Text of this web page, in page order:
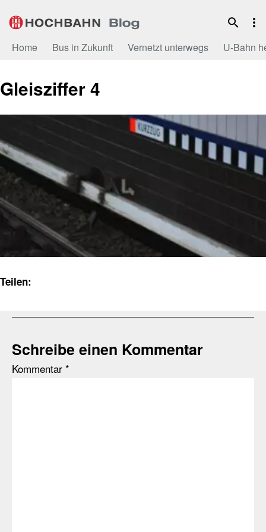
Inhalt
Home Bus in Zukunft Vernetzt unterwegs U-Bahn
Gleisziffer 4
Teilen:
Schreibe einen Kommentar
Kommentar *